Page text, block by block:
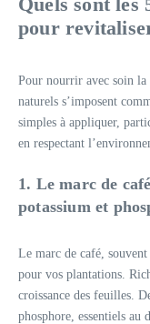
pour
Pour nourrir avec soin la
naturels s’imposent
simples à appliquer,
en respectant
1. Le marc de
potassium et
Le marc de café,
pour vos plantations.
croissance des feuilles.
phosphore, essentiels au